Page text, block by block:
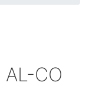
AL-CO